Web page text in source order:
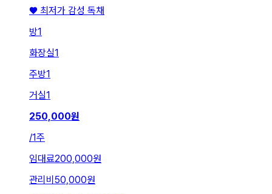
♥ 최저가 감성 독채
방1
화장실1
주방1
거실1
250,000원
/1주
임대료200,000원
관리비 50,000원